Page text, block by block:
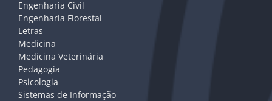
Engenharia Civil
Engenharia Florestal
Letras
Medicina
Medicina Veterinária
Pedagogia
Psicologia
Sistemas de Informação